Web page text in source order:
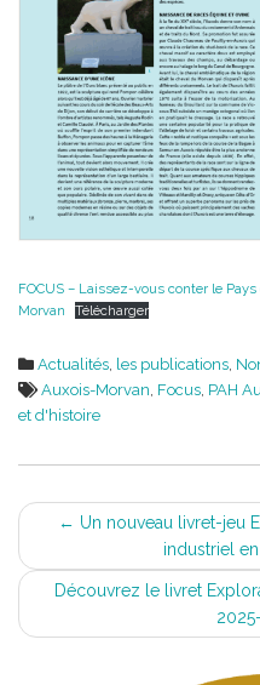
FOCUS – Laissez-vous conter le Pays
Morvan
Télécharger
Actualités, les publications,
Auxois-Morvan, Focus, PAH
et d'histoire
Post
navigation
← Un nouveau livret-jeu
industriel
Découvrez le livret